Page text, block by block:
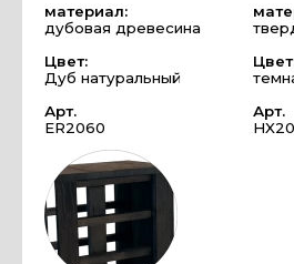
материал:
дубовая древесина
Цвет:
Дуб натуральный
Арт.
ER2060
Арт.